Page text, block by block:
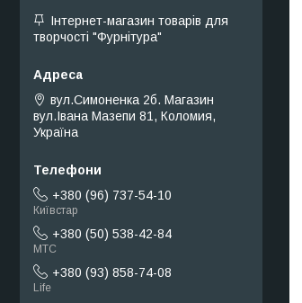
Інтернет-магазин товарів для
творчості "Фурнітура"
вул.Симоненка 2б. Магазин
вул.Івана Мазепи 81, Коломия,
Україна
+380 (96) 737-54-10
Київстар
+380 (50) 538-42-84
МТС
+380 (93) 858-74-08
Life